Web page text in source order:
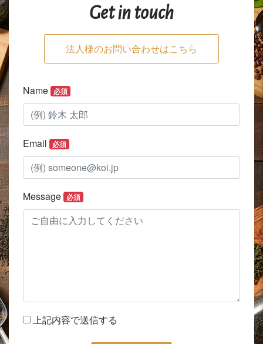
Get in touch
法人様のお問い合わせはこちら
Name 必須
Email 必須
Message 必須
上記内容で送信する